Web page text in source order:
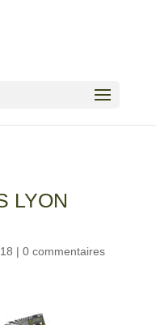
LYON
| 0 commentaires